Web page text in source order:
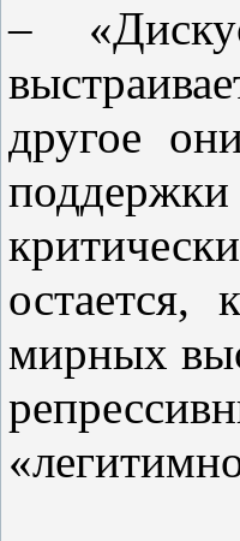
–
другое
остается,
мирных